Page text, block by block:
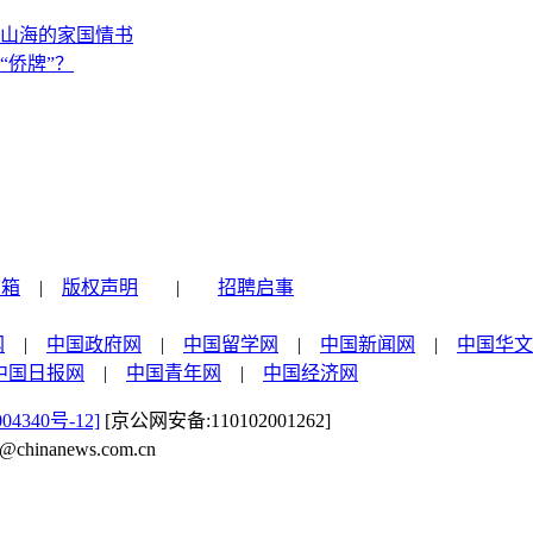
海的家国情书
牌”？
| 版权声明 | 招聘启事
| 中国政府网 | 中国留学网 | 中国新闻网 | 中国华
国日报网
| 中国青年网 | 中国经济网
号-12] [京公网安备:110102001262]